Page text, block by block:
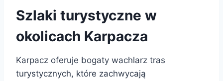
Szlaki turystyczne w
okolicach Karpacza
Karpacz oferuje bogaty wachlarz tras
turystycznych, które zachwycają